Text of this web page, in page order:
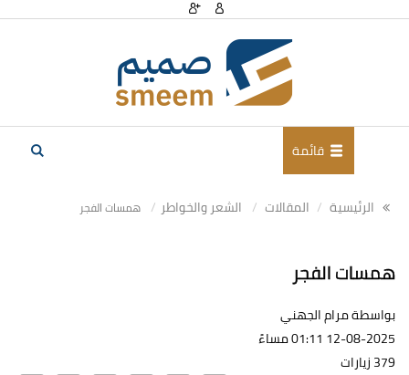
قائمة
الرئيسية المقالات الشعر والخواطر همسات الفجر
همسات الفجر
بواسطة مرام الجهني
12-08-2025 01:11 مساءً
379 زيارات